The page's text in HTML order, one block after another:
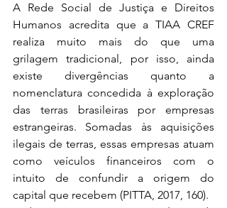
A Rede Social de Justiça e Direitos
Humanos acredita que a TIAA CREF
realiza muito mais do que uma
grilagem tradicional, por isso, ainda
existe divergências quanto a
nomenclatura concedida à exploração
das terras brasileiras por empresas
estrangeiras. Somadas às aquisições
ilegais de terras, essas empresas atuam
como veículos financeiros com o
intuito de confundir a origem do
capital que recebem (PITTA, 2017, 160).